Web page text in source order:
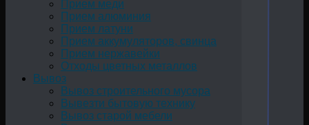
Прием меди
Прием алюминия
Прием латуни
Прием аккумуляторов, свинца
Прием нержавейки
Отходы цветных металлов
Вывоз
Вывоз строительного мусора
Вывезти бытовую технику
Вывоз старой мебели